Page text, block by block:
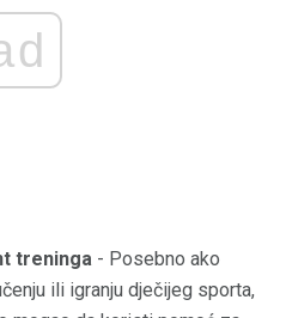
treninga - Posebno ako
ili igranju dječijeg sporta,